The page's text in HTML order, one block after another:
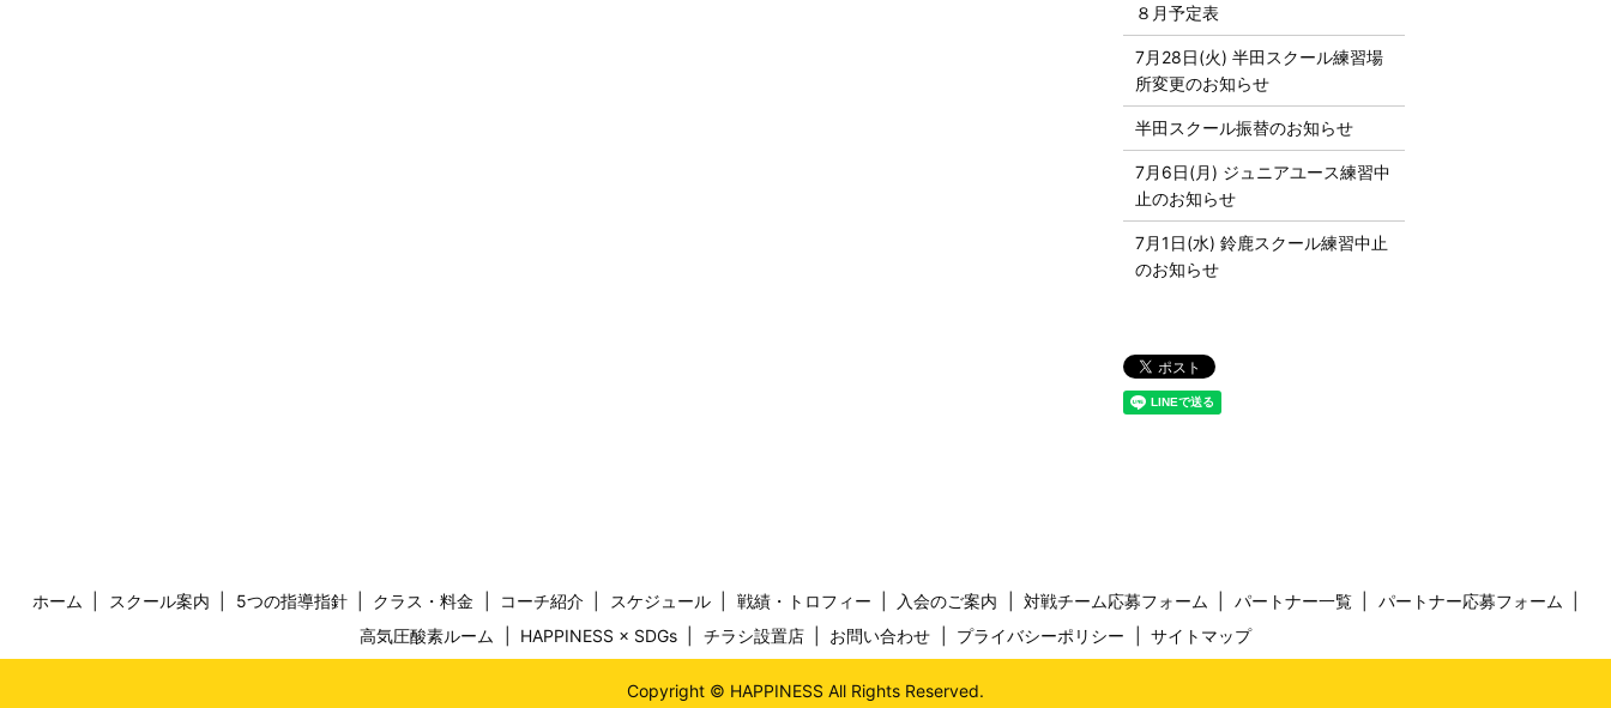
８月予定表
7月28日(火) 半田スクール練習場
所変更のお知らせ
半田スクール振替のお知らせ
7月6日(月) ジュニアユース練習中
止のお知らせ
7月1日(水) 鈴鹿スクール練習中止
のお知らせ
ホーム スクール案内 5つの指導指針 クラス・料金 コーチ紹介 スケジュール 戦績・トロフィー 入会のご案内 対戦チーム応募フォーム パートナー一覧
パートナー応募フォーム
高気圧酸素ルーム
HAPPINESS × SDGs チラシ設置店 お問い合わせ プライバシーポリシー サイトマップ
Copyright © HAPPINESS All Rights Reserved.